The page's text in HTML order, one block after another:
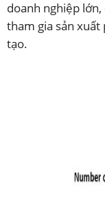
doanh nghiệp
tham gia sản
tạo.